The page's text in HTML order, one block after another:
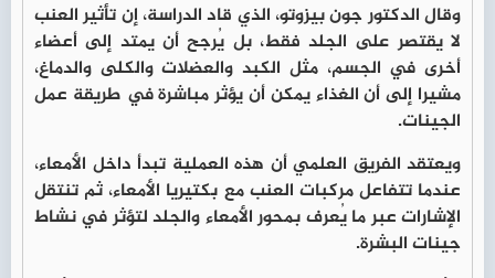
وقال الدكتور جون بيزوتو، الذي قاد الدراسة، إن تأثير العنب
لا يقتصر على الجلد فقط، بل يُرجح أن يمتد إلى أعضاء
أخرى في الجسم، مثل الكبد والعضلات والكلى والدماغ،
مشيرا إلى أن الغذاء يمكن أن يؤثر مباشرة في طريقة عمل
الجينات.
ويعتقد الفريق العلمي أن هذه العملية تبدأ داخل الأمعاء،
عندما تتفاعل مركبات العنب مع بكتيريا الأمعاء، ثم تنتقل
الإشارات عبر ما يُعرف بمحور الأمعاء والجلد لتؤثر في نشاط
جينات البشرة.